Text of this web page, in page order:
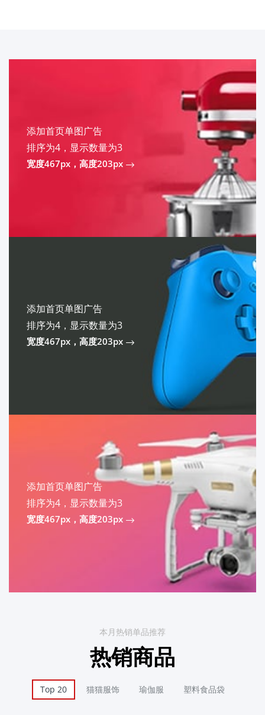
添加首页单图广告
排序为4，显示数量为3
宽度467px，高度203px
添加首页单图广告
排序为4，显示数量为3
宽度467px，高度203px
添加首页单图广告
排序为4，显示数量为3
宽度467px，高度203px
本月热销单品推荐
热销商品
Top 20 猫猫服饰 瑜伽服 塑料食品袋